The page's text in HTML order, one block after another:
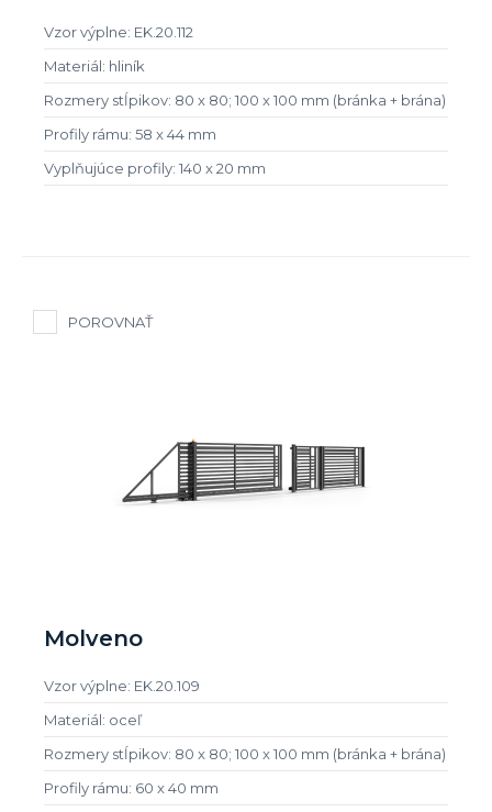
Vzor výplne: EK.20.112
Materiál: hliník
Rozmery stĺpikov: 80 x 80; 100 x 100 mm (bránka + brána)
Profily rámu: 58 x 44 mm
Vyplňujúce profily: 140 x 20 mm
POROVNAŤ
Molveno
Vzor výplne: EK.20.109
Materiál: oceľ
Rozmery stĺpikov: 80 x 80; 100 x 100 mm (bránka + brána)
Profily rámu: 60 x 40 mm